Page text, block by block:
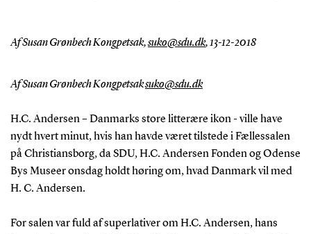
Af Susan Grønbech Kongpetsak,suko@sdu.dk,13-12-2018
Af Susan Grønbech Kongpetsaksuko@sdu.dk
H.C. Andersen – Danmarks store litterære ikon - ville have
nydt hvert minut, hvis han havde været tilstede i Fællessalen
på Christiansborg, da SDU, H.C. Andersen Fonden og Odense
Bys Museer onsdag holdt høring om, hvad Danmark vil med
H. C. Andersen.
For salen var fuld af superlativer om H.C. Andersen, hans